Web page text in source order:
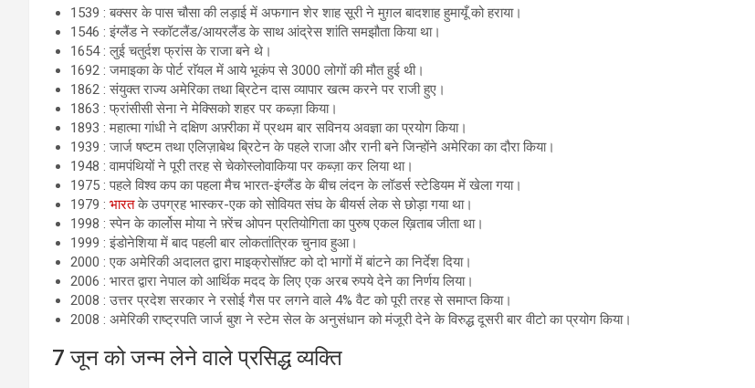
1539 : बक्सर के पास चौसा की लड़ाई में अफगान शेर शाह सूरी ने मुग़ल बादशाह हुमायूँ को हराया।
1546 : इंग्लैंड ने स्कॉटलैंड/आयरलैंड के साथ आंद्रेस शांति समझौता किया था।
1654 : लुई चतुर्दश फ्रांस के राजा बने थे।
1692 : जमाइका के पोर्ट राॅयल में आये भूकंप से 3000 लोगों की मौत हुई थी।
1862 : संयुक्त राज्य अमेरिका तथा ब्रिटेन दास व्यापार खत्म करने पर राजी हुए।
1863 : फ्रांसीसी सेना ने मेक्सिको शहर पर कब्ज़ा किया।
1893 : महात्मा गांधी ने दक्षिण अफ़्रीका में प्रथम बार सविनय अवज्ञा का प्रयोग किया।
1939 : जार्ज षष्टम तथा एलिज़ाबेथ ब्रिटेन के पहले राजा और रानी बने जिन्होंने अमेरिका का दौरा किया।
1948 : वामपंथियों ने पूरी तरह से चेकोस्लोवाकिया पर कब्ज़ा कर लिया था।
1975 : पहले विश्व कप का पहला मैच भारत-इंग्लैंड के बीच लंदन के लॉडर्स स्टेडियम में खेला गया।
1979 : भारतके उपग्रह भास्कर-एक को सोवियत संघ के बीयर्स लेक से छोड़ा गया था।
1998 : स्पेन के कार्लोस मोया ने फ़्रेंच ओपन प्रतियोगिता का पुरुष एकल ख़िताब जीता था।
1999 : इंडोनेशिया में बाद पहली बार लोकतांत्रिक चुनाव हुआ।
2000 : एक अमेरिकी अदालत द्वारा माइक्रोसॉफ़्ट को दो भागों में बांटने का निर्देश दिया।
2006 : भारत द्वारा नेपाल को आर्थिक मदद के लिए एक अरब रुपये देने का निर्णय लिया।
2008 : उत्तर प्रदेश सरकार ने रसोई गैस पर लगने वाले 4% वैट को पूरी तरह से समाप्त किया।
2008 : अमेरिकी राष्ट्रपति जार्ज बुश ने स्टेम सेल के अनुसंधान को मंजूरी देने के विरुद्ध दूसरी बार वीटो का प्रयोग किया।
7 जून को जन्म लेने वाले प्रसिद्ध व्यक्ति